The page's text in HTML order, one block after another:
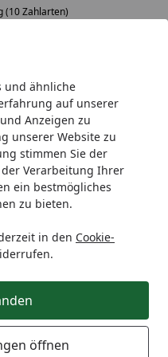
und ähnliche
auf unserer
Anzeigen zu
unserer Website zu
stimmen Sie der
der Verarbeitung Ihrer
ein bestmögliches
zu bieten.
in den Cookie-
öffnen
(10 Zahlarten)
mit den COMPO
Geduld, Licht,
BIO Gartendünger
mit sich und sorgen für
wichtigeMineralstoffe
geeignet und sind